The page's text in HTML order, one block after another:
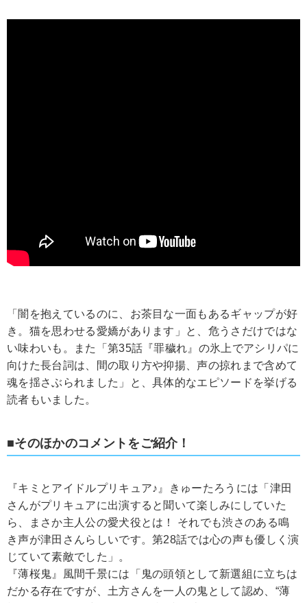
「闇を抱えているのに、お茶目な一面もあるギャップが好
き。猫を思わせる愛嬌があります」と、危うさだけではな
い味わいも。また「第35話『罪穢れ』の氷上でアシリパに
向けた長台詞は、間の取り方や抑揚、声の掠れまで含めて
魂を揺さぶられました」と、具体的なエピソードを挙げる
読者もいました。
■そのほかのコメントをご紹介！
『キミとアイドルプリキュア♪』きゅーたろうには「津田
さんがプリキュアに出演すると聞いて楽しみにしていた
ら、まさか主人公の愛犬役とは！ それでも渋さのある鳴
き声が津田さんらしいです。第28話では心の声も優しく演
じていて素敵でした」。
『薄桜鬼』風間千景には「鬼の頭領として新選組に立ちは
だかる存在ですが、土方さんを一人の鬼として認め、“薄